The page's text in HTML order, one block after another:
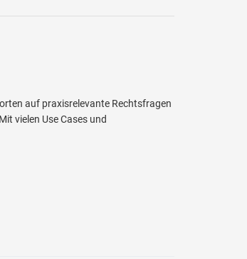
auf praxisrelevante Rechtsfragen
vielen Use Cases und